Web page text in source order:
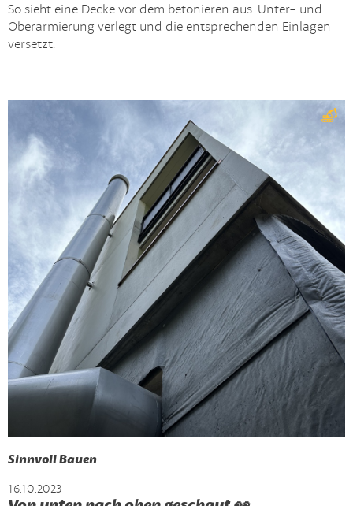
So sieht eine Decke vor dem betonieren aus. Unter- und
Oberarmierung verlegt und die entsprechenden Einlagen
versetzt.
Sinnvoll Bauen
16.10.2023